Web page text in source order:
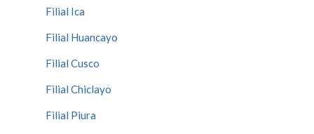
Filial Ica
Filial Huancayo
Filial Cusco
Filial Chiclayo
Filial Piura